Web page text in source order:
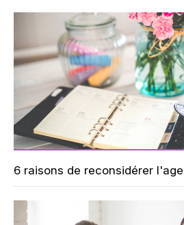
6 raisons de reconsidérer